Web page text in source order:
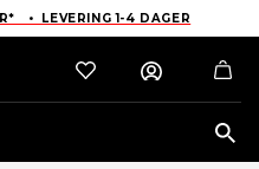
• LEVERING 1-4 DAGER